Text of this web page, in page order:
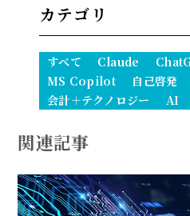
カテゴリ
すべて Claude
MS Copilot
自己啓発
会計＋テクノロジー
AI
関連記事